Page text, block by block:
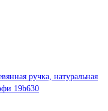
ручка, натуральная
19b630